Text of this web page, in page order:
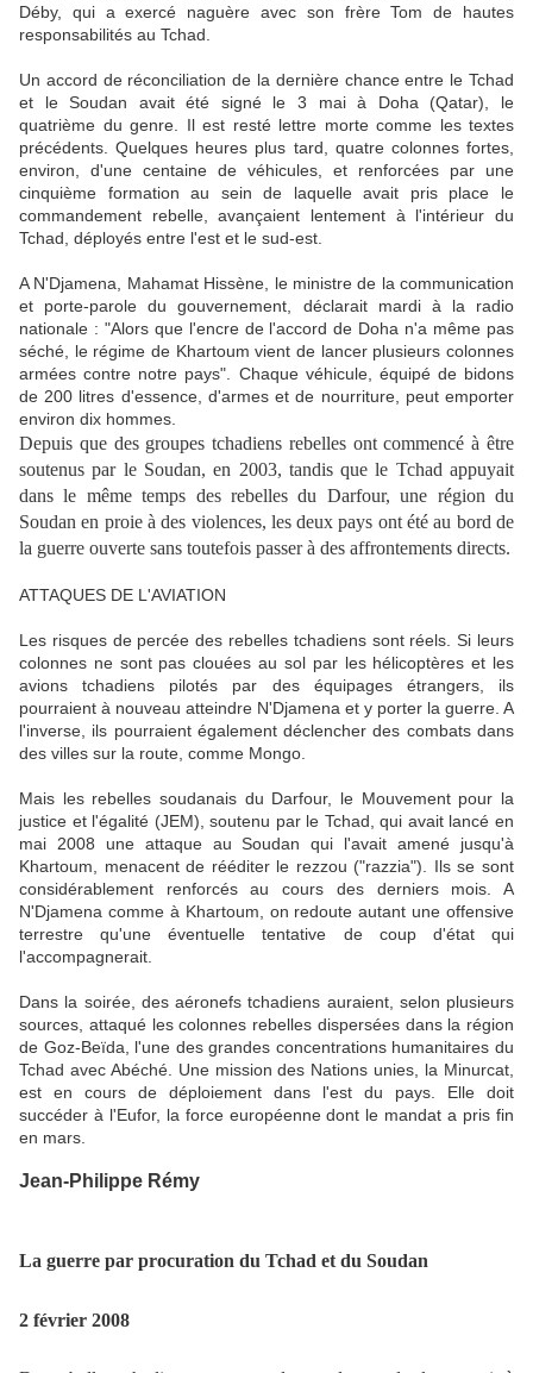
Déby, qui a exercé naguère avec son frère Tom de hautes
responsabilités au Tchad.
Un accord de réconciliation de la dernière chance entre le Tchad
et le Soudan avait été signé le 3 mai à Doha (Qatar), le
quatrième du genre. Il est resté lettre morte comme les textes
précédents. Quelques heures plus tard, quatre colonnes fortes,
environ, d'une centaine de véhicules, et renforcées par une
cinquième formation au sein de laquelle avait pris place le
commandement rebelle, avançaient lentement à l'intérieur du
Tchad, déployés entre l'est et le sud-est.
A N'Djamena, Mahamat Hissène, le ministre de la communication
et porte-parole du gouvernement, déclarait mardi à la radio
nationale : "Alors que l'encre de l'accord de Doha n'a même pas
séché, le régime de Khartoum vient de lancer plusieurs colonnes
armées contre notre pays". Chaque véhicule, équipé de bidons
de 200 litres d'essence, d'armes et de nourriture, peut emporter
environ dix hommes.
Depuis que des groupes tchadiens rebelles ont commencé à être
soutenus par le Soudan, en 2003, tandis que le Tchad appuyait
dans le même temps des rebelles du Darfour, une région du
Soudan en proie à des violences, les deux pays ont été au bord de
la guerre ouverte sans toutefois passer à des affrontements directs.
ATTAQUES DE L'AVIATION
Les risques de percée des rebelles tchadiens sont réels. Si leurs
colonnes ne sont pas clouées au sol par les hélicoptères et les
avions tchadiens pilotés par des équipages étrangers, ils
pourraient à nouveau atteindre N'Djamena et y porter la guerre. A
l'inverse, ils pourraient également déclencher des combats dans
des villes sur la route, comme Mongo.
Mais les rebelles soudanais du Darfour, le Mouvement pour la
justice et l'égalité (JEM), soutenu par le Tchad, qui avait lancé en
mai 2008 une attaque au Soudan qui l'avait amené jusqu'à
Khartoum, menacent de rééditer le rezzou ("razzia"). Ils se sont
considérablement renforcés au cours des derniers mois. A
N'Djamena comme à Khartoum, on redoute autant une offensive
terrestre qu'une éventuelle tentative de coup d'état qui
l'accompagnerait.
Dans la soirée, des aéronefs tchadiens auraient, selon plusieurs
sources, attaqué les colonnes rebelles dispersées dans la région
de Goz-Beïda, l'une des grandes concentrations humanitaires du
Tchad avec Abéché. Une mission des Nations unies, la Minurcat,
est en cours de déploiement dans l'est du pays. Elle doit
succéder à l'Eufor, la force européenne dont le mandat a pris fin
en mars.
Jean-Philippe Rémy
La guerre par procuration du Tchad et du Soudan
2 février 2008